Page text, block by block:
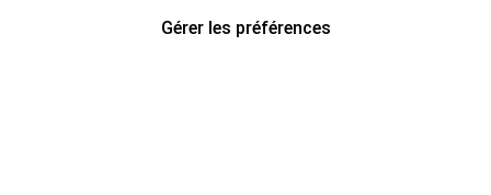
Gérer les préférences